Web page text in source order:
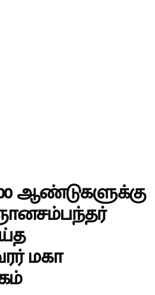
ஆண்டுகளுக்கு
மகா